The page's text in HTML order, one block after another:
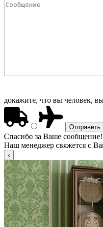
докажите, что вы человек,
Спасибо за Ваше сообщение!
Наш менеджер свяжется с